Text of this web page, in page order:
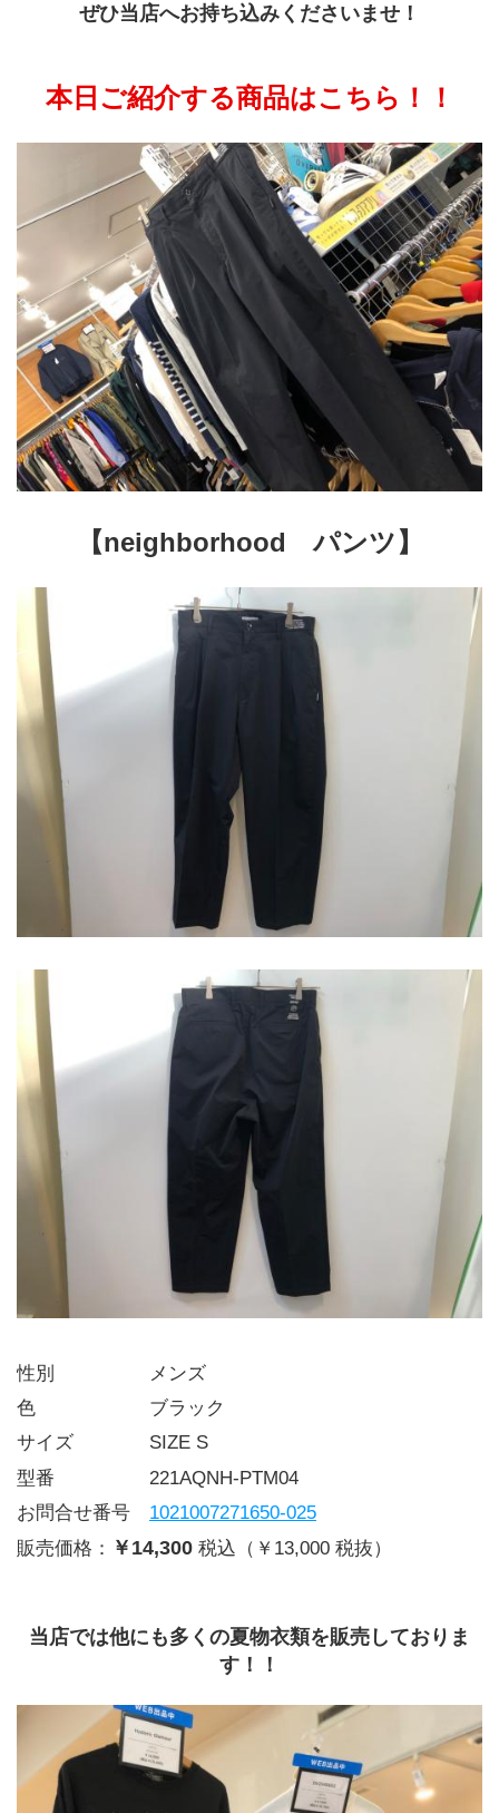
ぜひ当店へお持ち込みくださいませ！
本日ご紹介する商品はこちら！！
【neighborhood　パンツ】
性別     メンズ
色      ブラック
サイズ    SIZE S
型番     221AQNH-PTM04
お問合せ番号 1021007271650-025
販売価格： ￥14,300 税込（￥13,000 税抜）
当店では他にも多くの夏物衣類を販売しておりま
す！！﻿